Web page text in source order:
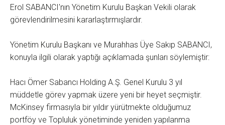
Erol SABANCI'nın Yönetim Kurulu Başkan Vekili olarak
görevlendirilmesini kararlaştırmışlardır.
Yönetim Kurulu Başkanı ve Murahhas Üye Sakıp SABANCI,
konuyla ilgili olarak yaptığı açıklamada şunları söylemiştir:
Hacı Ömer Sabancı Holding A.Ş. Genel Kurulu 3 yıl
müddetle görev yapmak üzere yeni bir heyet seçmiştir.
McKinsey firmasıyla bir yıldır yürütmekte olduğumuz
portföy ve Topluluk yönetiminde yeniden yapılanma